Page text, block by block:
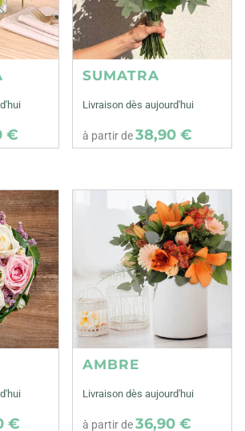
€
SUMATRA
Livraison dès aujourd'hui
à partir de38,90 €
€
AMBRE
Livraison dès aujourd'hui
à partir de36,90 €